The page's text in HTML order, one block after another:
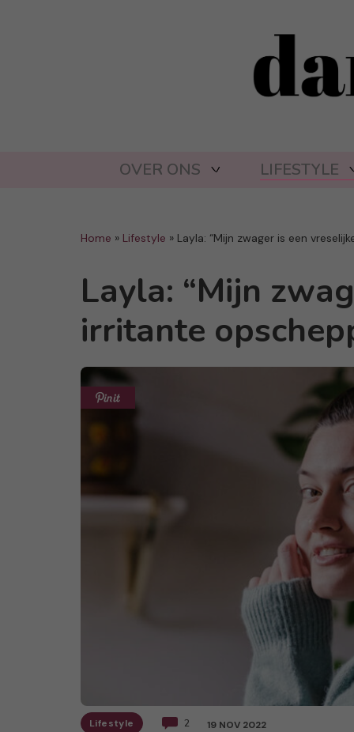
OVER ONS LIFESTYLE
Home » Lifestyle » Layla: “Mijn zwager is een
Layla: “Mijn
irritante
Lifestyle 2 19 NOV 2022